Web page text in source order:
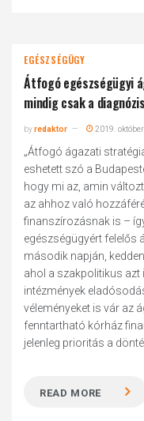
EGÉSZSÉGÜGY
Átfogó egészségügyi
mindig csak a
byredaktor 2019. október
„Átfogó ágazati
eshetett szó a
hogy mi az, amin
az ahhoz való
finanszírozásnak is –
egészségügyért felelős
második napján,
ahol a szakpolitikus
intézmények
véleményeket is vár az
fenntartható kórház
jelenleg prioritás a
READ MORE